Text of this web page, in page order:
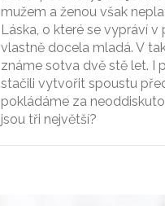
mužem a ženou však
Láska, o které se vypráví v
vlastně docela mladá. V
známe sotva dvě stě let. I
stačili vytvořit spoustu
pokládáme za
jsou tři největší?